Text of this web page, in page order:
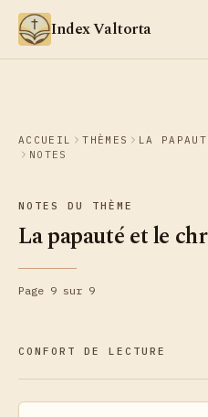
Aller au contenu
Index Valtorta
ACCUEIL THÈMES
LA
NOTES
NOTES DU THÈME
La papauté et le
Page 9 sur 9
CONFORT DE LECTURE